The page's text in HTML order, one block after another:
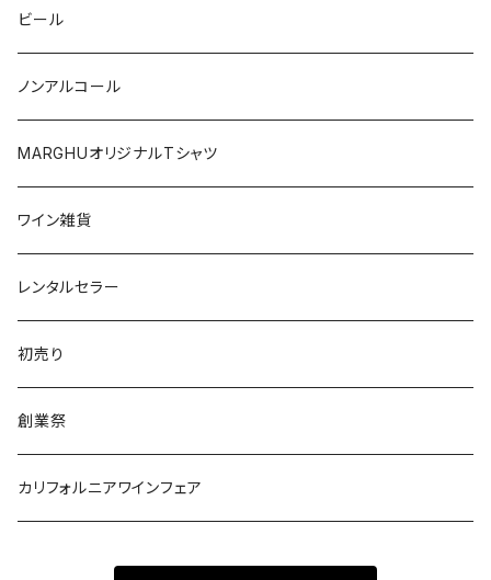
アルゼンチン
日本
オーストリア
南アフリカ
ポルトガル
チリ
オーストラリア
日本
ポルトガル
ビール
ノンアルコール
MARGHUオリジナルTシャツ
ワイン雑貨
レンタルセラー
初売り
創業祭
カリフォルニアワインフェア